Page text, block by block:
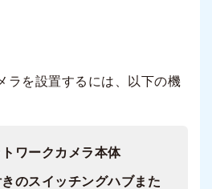
ラを設置するには、以下の機
ワークカメラ本体
のスイッチングハブまた